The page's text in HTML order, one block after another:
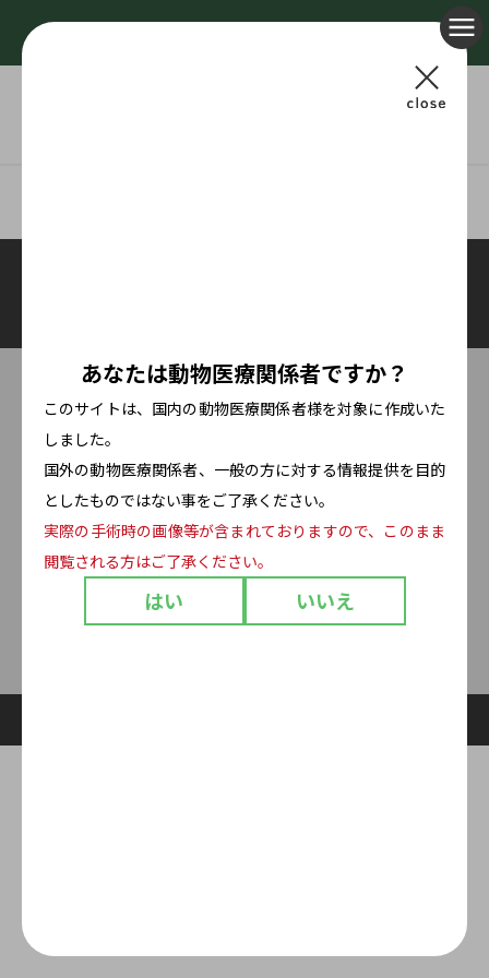
医療行為から探す
サプリメントを探す
お知らせ
お問い合わせ
企業サイト
成分情報
プライバシーポリシー
あなたは動物医療関係者ですか？
このサイトは、国内の動物医療関係者様を対象に作成いた
しました。
国外の動物医療関係者、一般の方に対する情報提供を目的
としたものではない事をご了承ください。
実際の手術時の画像等が含まれておりますので、このまま
閲覧される方はご了承ください。
はい いいえ